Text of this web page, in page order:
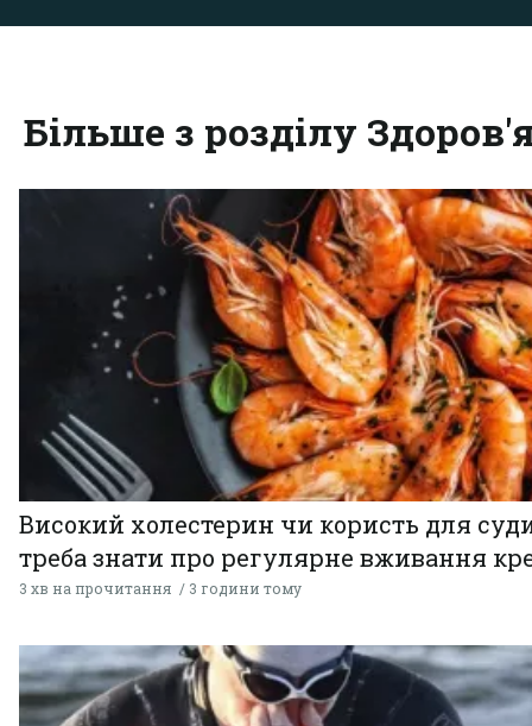
Більше з розділу
Високий холестерин чи користь для
треба знати про регулярне вживання
3 хв на прочитання 3 години тому